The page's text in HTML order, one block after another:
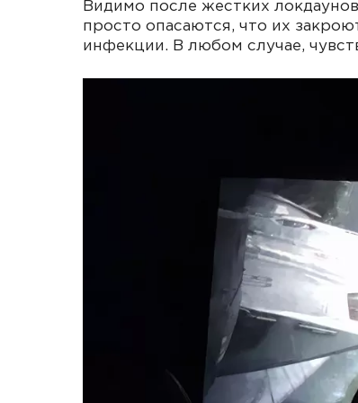
Видимо после жестких
просто опасаются, что их
инфекции. В любом случае,